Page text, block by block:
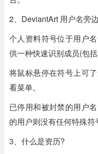
2、DeviantArt 用户名旁
个人资料符号位于用户
供一种快速识别成员(包
将鼠标悬停在符号上可
看菜单。
已停用和被封禁的用户
的用户则没有任何特殊符
3、什么是资历?